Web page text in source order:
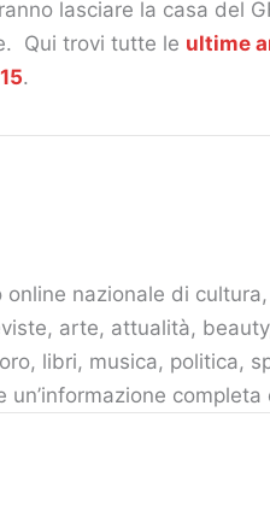
lasciare la casa del
Qui trovi tutte le ultime
.
online nazionale di
arte, attualità,
libri, musica, politica,
un’informazione